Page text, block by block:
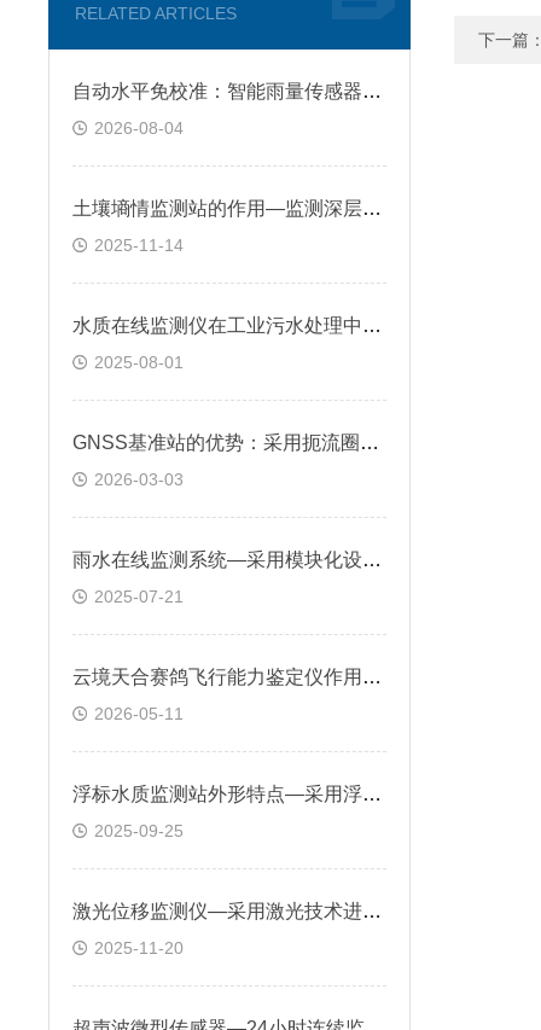
RELATED ARTICLES
自动水平免校准：智能雨量传感器安装自带自动校准功能，现场部署省时又省力
2026-08-04
土壤墒情监测站的作用—监测深层土壤水分动态，为生态治理提供数据支撑
2025-11-14
水质在线监测仪在工业污水处理中的作用
2025-08-01
GNSS基准站的优势：采用扼流圈天线与磁性吸波材料，有效降低多径效应干扰
2026-03-03
雨水在线监测系统—采用模块化设计，可根据需求扩展监测参数
2025-07-21
云境天合赛鸽飞行能力鉴定仪作用：通过监测赛鸽飞行轨迹数据，优化训练方案
2026-05-11
浮标水质监测站外形特点—采用浮标式设计针对无人值守区域进行水质环境监测
2025-09-25
激光位移监测仪—采用激光技术进行精密测量，帮助及时发现潜在安全隐患
2025-11-20
下一篇